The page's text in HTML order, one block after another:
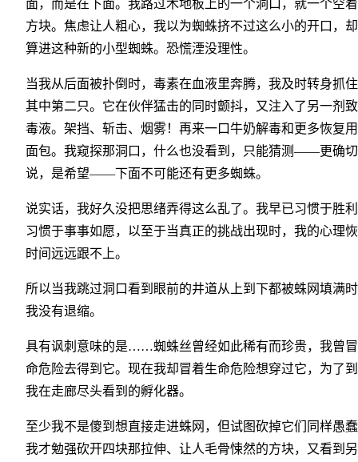
面，而是在下面。我路过木地板上的一个洞口，就一个空
方块。焦虑让人粗心，我以为蜘蛛挤不过这么小的开口，
算进这种新的小型蜘蛛。恐慌湮没理性。
当我从后面被扑倒时，毒素在血液里奔腾，我及时转身抓
其中第二只。它在伙伴猛击的同时颤抖，又注入了另一剂
毒液。架挡、斩击、烟雾！再来一口牛奶解毒和更多恢复
面包。我窥探那洞口，什么也没看到，只能猜测——更确
说，是希望——下面不可能还有更多蜘蛛。
说实话，我好久没把思绪弄得这么乱了。我早已习惯于胜
习惯于事事如愿，以至于当真正的挑战出现时，我的心理
时间远远跟不上。
所以当我跳过洞口看到眼前的井道从上到下都被蛛网填满
我没有退缩。
具有讽刺意味的是……蜘蛛丝曾经如此稀有而珍贵，我曾
命危险去得到它。现在我却冒着生命危险想穿过它，为了
我在走廊尽头看到的孵化器。
至少我不是傻到想直接走进蛛网，但试图砍掉它们同样愚
我才勉强砍开四块那拉伸、让人毛骨悚然的方块，又看到